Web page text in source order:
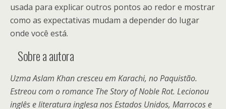
usada para explicar outros pontos ao redor e mostrar
como as expectativas mudam a depender do lugar
onde você está.
Sobre a autora
Uzma Aslam Khan cresceu em Karachi, no Paquistão.
Estreou com o romance The Story of Noble Rot. Lecionou
inglês e literatura inglesa nos Estados Unidos, Marrocos e